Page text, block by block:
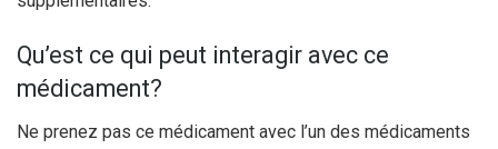
Qu’est ce qui peut interagir avec ce
médicament?
Ne prenez pas ce médicament avec l’un des médicaments